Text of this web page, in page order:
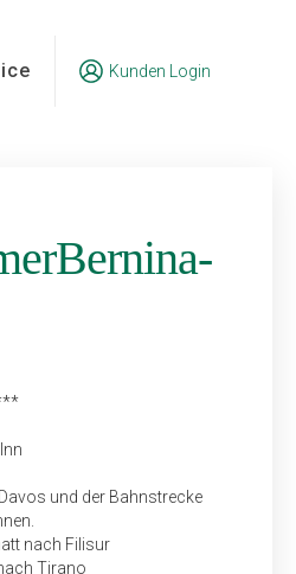
Kunden Login
und der Bahnstrecke
nach Filisur
Tirano